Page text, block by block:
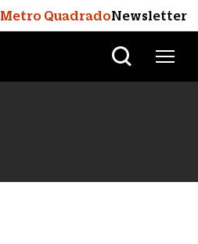
Metro QuadradoNewsletter